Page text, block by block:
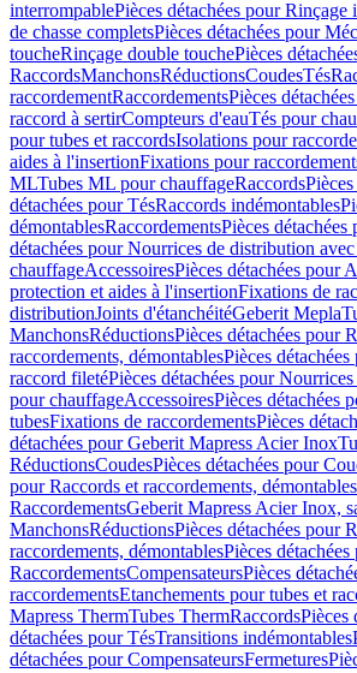
interrompablePièces détachées pour Rinçage
de chasse completsPièces détachées pour
toucheRinçage double touchePièces
RaccordsManchonsRéductionsCoudesTés
raccordementRaccordementsPièces
raccord à sertirCompteurs d'eauTés pour
pour tubes et raccordsIsolations pour
aides à l'insertionFixations pour
MLTubes ML pour chauffageRaccords
détachées pour TésRaccords indémontables
démontablesRaccordementsPièces
détachées pour Nourrices de distribution
chauffageAccessoiresPièces détachées pour
protection et aides à l'insertionFixations de
distributionJoints d'étanchéitéGeberit Mepla
ManchonsRéductionsPièces détachées pour
raccordements, démontablesPièces
raccord filetéPièces détachées pour
pour chauffageAccessoiresPièces détachées
tubesFixations de raccordementsPièces
détachées pour Geberit Mapress Acier Inox
RéductionsCoudesPièces détachées pour
pour Raccords et raccordements, démontables
RaccordementsGeberit Mapress Acier Inox,
ManchonsRéductionsPièces détachées pour
raccordements, démontablesPièces
RaccordementsCompensateursPièces
raccordementsEtanchements pour tubes et
Mapress ThermTubes ThermRaccordsPièces
détachées pour TésTransitions indémontables
détachées pour CompensateursFermetures